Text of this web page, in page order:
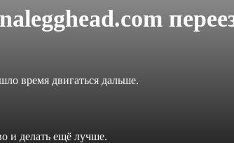
время двигаться дальше.
и делать ещё лучше.